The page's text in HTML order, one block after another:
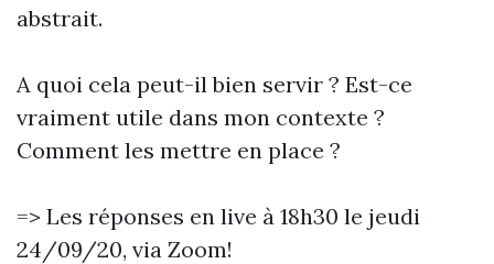
abstrait.
A quoi cela peut-il bien servir ? Est-ce
vraiment utile dans mon contexte ?
Comment les mettre en place ?
=> Les réponses en live à 18h30 le jeudi
24/09/20, via Zoom!